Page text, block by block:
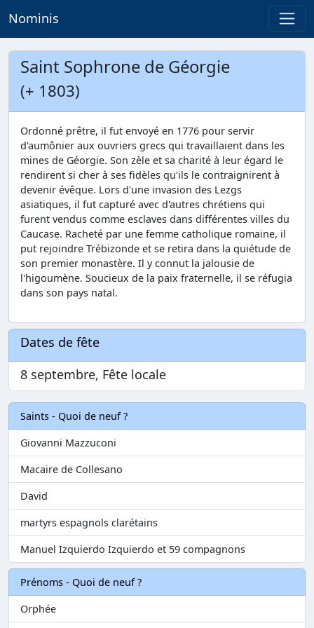
Nominis
Saint Sophrone de Géorgie
(+ 1803)
Ordonné prêtre, il fut envoyé en 1776 pour servir
d'aumônier aux ouvriers grecs qui travaillaient dans les
mines de Géorgie. Son zèle et sa charité à leur égard le
rendirent si cher à ses fidèles qu'ils le contraignirent à
devenir évêque. Lors d'une invasion des Lezgs
asiatiques, il fut capturé avec d'autres chrétiens qui
furent vendus comme esclaves dans différentes villes du
Caucase. Racheté par une femme catholique romaine, il
put rejoindre Trébizonde et se retira dans la quiétude de
son premier monastère. Il y connut la jalousie de
l'higoumène. Soucieux de la paix fraternelle, il se réfugia
dans son pays natal.
Dates de fête
8 septembre, Fête locale
Saints - Quoi de neuf ?
Giovanni Mazzuconi
Macaire de Collesano
David
martyrs espagnols clarétains
Manuel Izquierdo Izquierdo et 59 compagnons
Prénoms - Quoi de neuf ?
Orphée